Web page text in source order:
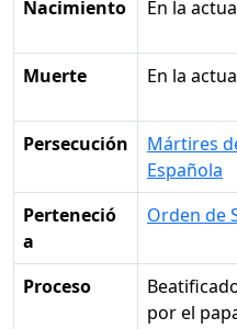
Nacimiento
en la
Muerte en la
Persecución
Mártires
Española
Perteneció
a
Orden de
Proceso
por el